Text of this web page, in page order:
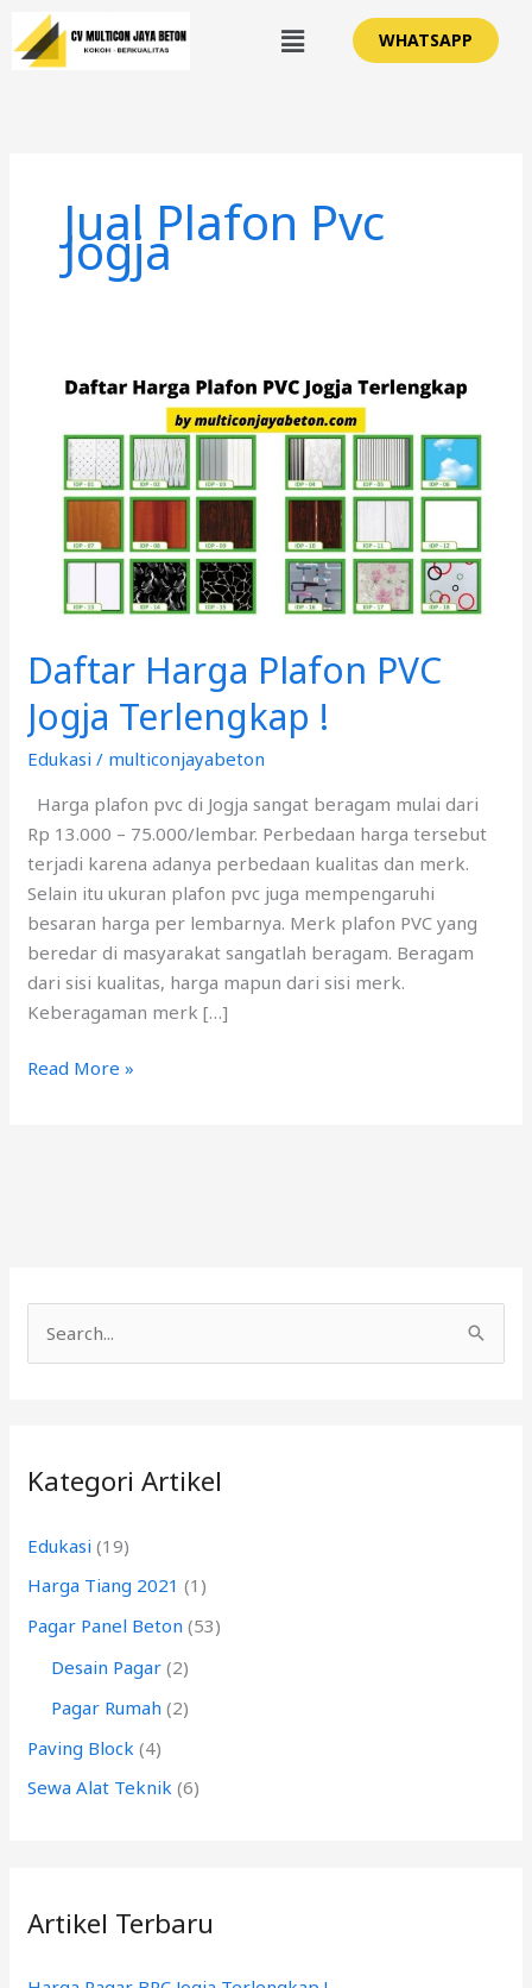
Lewati
ke
konten
Menu WHATSAPP
Jual Plafon Pvc
Jogja
Daftar Harga Plafon PVC
Jogja Terlengkap !
Edukasi / multiconjayabeton
Harga plafon pvc di Jogja sangat beragam mulai dari
Rp 13.000 – 75.000/lembar. Perbedaan harga tersebut
terjadi karena adanya perbedaan kualitas dan merk.
Selain itu ukuran plafon pvc juga mempengaruhi
besaran harga per lembarnya. Merk plafon PVC yang
beredar di masyarakat sangatlah beragam. Beragam
dari sisi kualitas, harga mapun dari sisi merk.
Keberagaman merk […]
Harga
Jogja
Read More »
u
t
u
k
Kategori Artikel
Edukasi (19)
Harga Tiang 2021 (1)
Pagar Panel Beton (53)
Desain Pagar (2)
Pagar Rumah (2)
Paving Block (4)
Sewa Alat Teknik (6)
Artikel Terbaru